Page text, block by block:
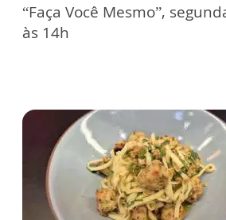
“Faça Você Mesmo”,
às 14h